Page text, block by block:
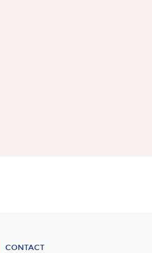
CONTACT